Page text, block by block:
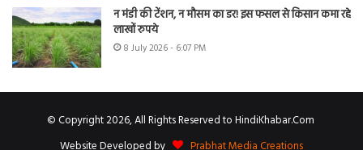
न मंडी की टेंशन, न मौसम का डर! इस फसल से किसान कमा रहे
लाखों रुपये
8 July 2026 - 6:07 PM
© Copyright 2026, All Rights Reserved to HindiKhabar.Com
Website Developed by
Prabhat Media Creations